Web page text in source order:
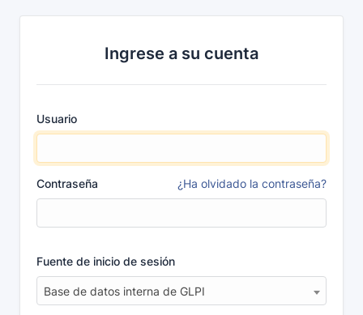
Ingrese a su cuenta
Usuario
Contraseña ¿Ha olvidado la contraseña?
Fuente de inicio de sesión
Base de datos interna de GLPI